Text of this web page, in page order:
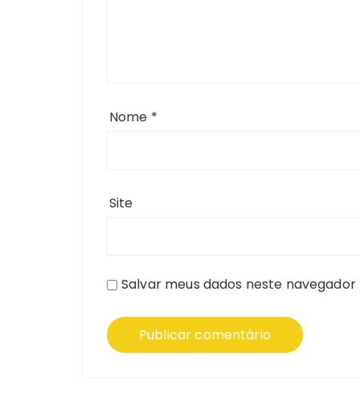
Nome *
Site
Salvar meus dados neste